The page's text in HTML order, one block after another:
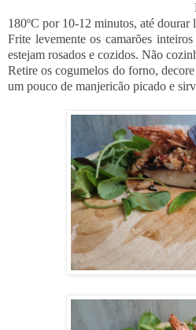
Leve ao forno,
180ºC por 10-12 minutos, até dourar
Frite levemente os camarões
estejam rosados ​​e cozidos. Não
Retire os cogumelos do forno,
um pouco de manjericão picado e